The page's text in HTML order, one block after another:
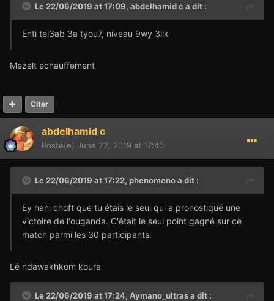
Le 22/06/2019 at 17:09, abdelhamid c a dit :
Enti tel3ab 3a tyou7, niveau 9wy 3lik
Mezelt echauffement
Citer
abdelhamid c
Posté(e) June 22, 2019 at 17:40
Le 22/06/2019 at 17:22, phenomenoa dit :
Ey hani choft que tu étais le seul qui a pronostiqué une
victoire de l'ouganda. C'était le seul point gagné sur ce
match parmi les 30 participants.
Lé ndawakhkom koura
Le 22/06/2019 at 17:24, Aymano_ultrasa dit :